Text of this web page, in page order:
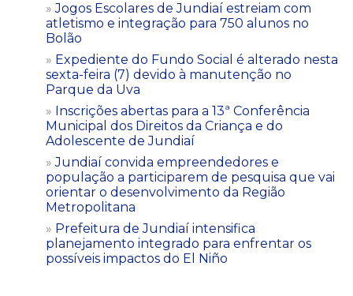
Jogos Escolares de Jundiaí estreiam com
atletismo e integração para 750 alunos no
Bolão
Expediente do Fundo Social é alterado nesta
sexta-feira (7) devido à manutenção no
Parque da Uva
Inscrições abertas para a 13ª Conferência
Municipal dos Direitos da Criança e do
Adolescente de Jundiaí
Jundiaí convida empreendedores e
população a participarem de pesquisa que vai
orientar o desenvolvimento da Região
Metropolitana
Prefeitura de Jundiaí intensifica
planejamento integrado para enfrentar os
possíveis impactos do El Niño